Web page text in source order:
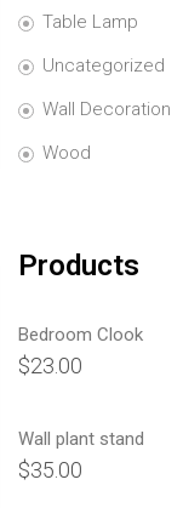
Table Lamp
Uncategorized
Wall Decoration
Wood
Products
Bedroom Clook
$23.00
Wall plant stand
$35.00